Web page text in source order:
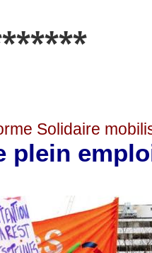
Solidaire
plein